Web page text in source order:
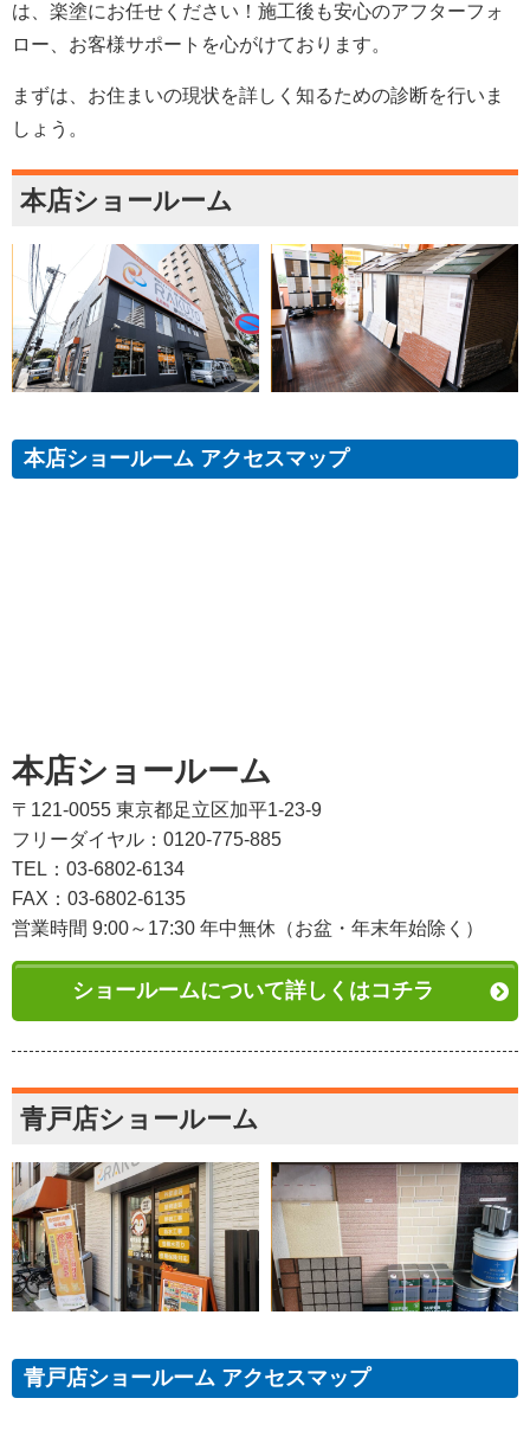
は、楽塗にお任せください！施工後も安心のアフターフォ
ロー、お客様サポートを心がけております。
まずは、お住まいの現状を詳しく知るための診断を行いま
しょう。
本店ショールーム
本店ショールーム アクセスマップ
本店ショールーム
〒121-0055 東京都足立区加平1-23-9
フリーダイヤル：0120-775-885
TEL：03-6802-6134
FAX：03-6802-6135
営業時間 9:00～17:30 年中無休（お盆・年末年始除く）
ショールームについて詳しくはコチラ
青戸店ショールーム
青戸店ショールーム アクセスマップ